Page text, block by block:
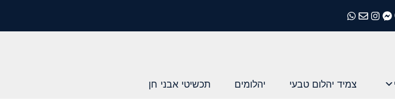
התקשרו אלינו
התקשרו אלינו
התקשרו אלינו
התקשרו אלינו
צמיד יהלום טבעי יהלומים תכשיטי אבני חן